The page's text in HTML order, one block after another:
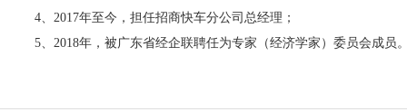
4、2017年至今，担任招商快车分公司总经理；
5、2018年，被广东省经企联聘任为专家（经济学家）委员会成员